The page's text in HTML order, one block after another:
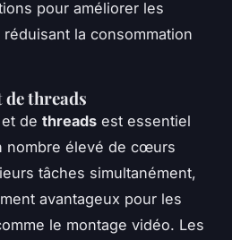
pour améliorer les
la consommation
threads
et de threads est essentiel
nombre élevé de cœurs
tâches simultanément,
avantageux pour les
le montage vidéo. Les